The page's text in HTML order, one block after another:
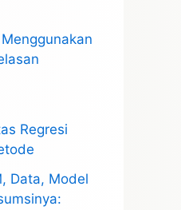
Regresi
Data, Model